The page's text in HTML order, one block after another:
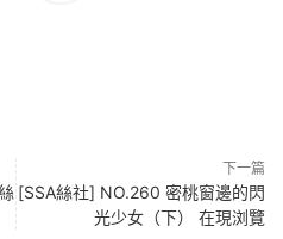
下一篇
[SSA絲社] NO.260 密桃窗邊的閃
光少女（下） 在現浏覽